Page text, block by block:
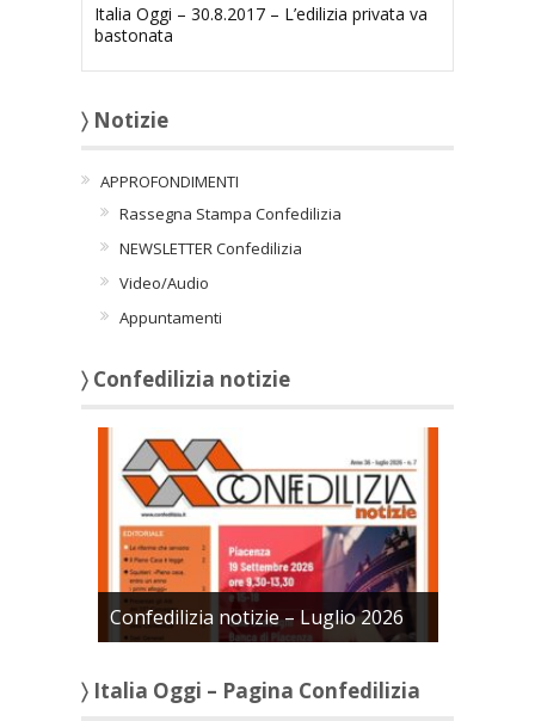
Italia Oggi – 30.8.2017 – L’edilizia privata va
bastonata
〉 Notizie
APPROFONDIMENTI
Rassegna Stampa Confedilizia
NEWSLETTER Confedilizia
Video/Audio
Appuntamenti
〉 Confedilizia notizie
Confedilizia notizie – Luglio 2026
〉 Italia Oggi – Pagina Confedilizia